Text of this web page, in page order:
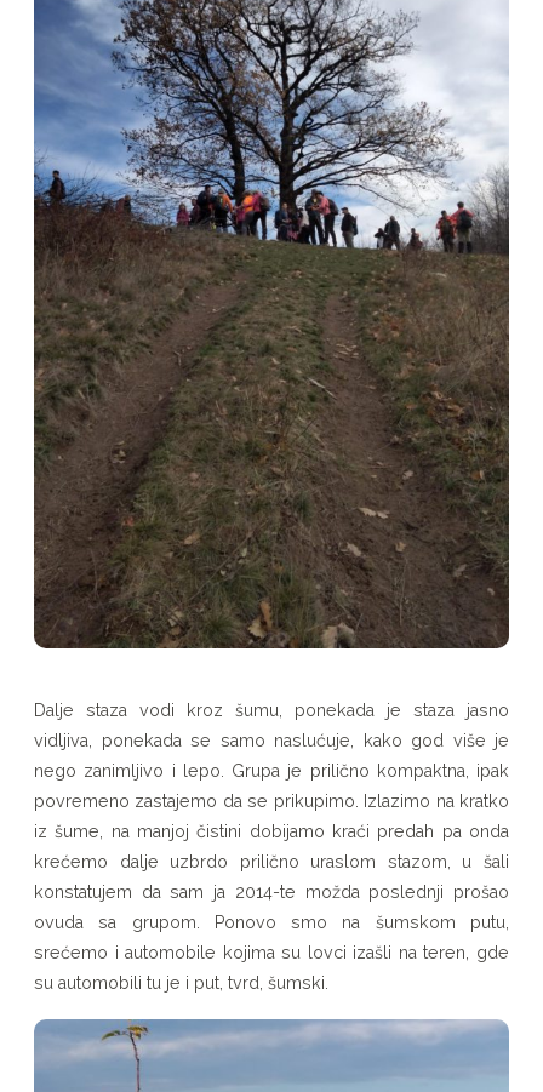
Dalje staza vodi kroz šumu, ponekada je staza jasno
vidljiva, ponekada se samo naslućuje, kako god više je
nego zanimljivo i lepo. Grupa je prilično kompaktna, ipak
povremeno zastajemo da se prikupimo. Izlazimo na kratko
iz šume, na manjoj čistini dobijamo kraći predah pa onda
krećemo dalje uzbrdo prilično uraslom stazom, u šali
konstatujem da sam ja 2014-te možda poslednji prošao
ovuda sa grupom. Ponovo smo na šumskom putu,
srećemo i automobile kojima su lovci izašli na teren, gde
su automobili tu je i put, tvrd, šumski.